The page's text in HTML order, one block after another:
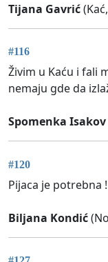
Tijana Gavrić
#116
Živim u Kaću i fali
nemaju gde da
Spomenka Isakov
#120
Pijaca je potrebna !
Biljana Kondić